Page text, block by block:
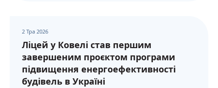
2 Тра 2026
Ліцей у Ковелі став першим
завершеним проєктом програми
підвищення енергоефективності
будівель в Україні